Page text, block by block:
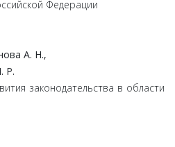
Федерации
А. Н.,
Р.
законодательства в области